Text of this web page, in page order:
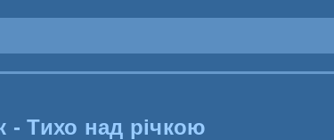
- Тихо над річкою